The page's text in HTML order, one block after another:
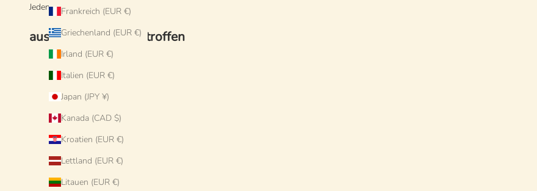
Frankreich (EUR €)
Griechenland (EUR €)
Irland (EUR €)
Italien (EUR €)
Japan (JPY ¥)
Kanada (CAD $)
Kroatien (EUR €)
Lettland (EUR €)
Litauen (EUR €)
Jeden Tag neue Produkte
aus Italien neu eingetroffen